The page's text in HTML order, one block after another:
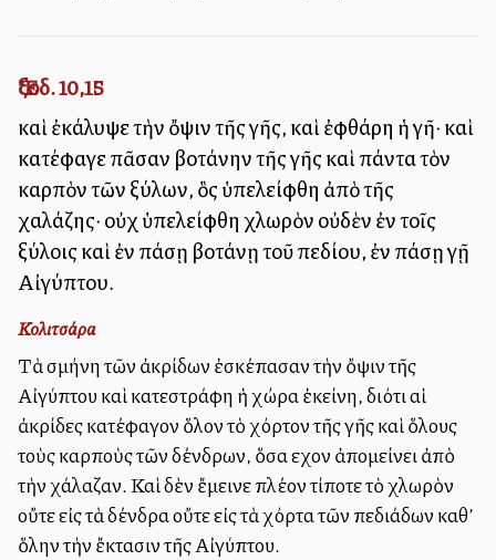
Ἔξοδ. 10,15
καὶ ἐκάλυψε τὴν ὄψιν τῆς γῆς, καὶ ἐφθάρη ἡ γῆ· καὶ
κατέφαγε πᾶσαν βοτάνην τῆς γῆς καὶ πάντα τὸν
καρπὸν τῶν ξύλων, ὃς ὑπελείφθη ἀπὸ τῆς
χαλάζης· οὐχ ὑπελείφθη χλωρὸν οὐδὲν ἐν τοῖς
ξύλοις καὶ ἐν πάσῃ βοτάνῃ τοῦ πεδίου, ἐν πάσῃ γῇ
Αἰγύπτου.
Κολιτσάρα
Τὰ σμήνη τῶν ἀκρίδων ἐσκέπασαν τὴν ὄψιν τῆς
Αἰγύπτου καὶ κατεστράφη ἡ χώρα ἐκείνη, διότι αἱ
ἀκρίδες κατέφαγον ὅλον τὸ χόρτον τῆς γῆς καὶ ὅλους
τοὺς καρποὺς τῶν δένδρων, ὅσα εἶχον ἀπομείνει ἀπὸ
τὴν χάλαζαν. Καὶ δὲν ἔμεινε πλέον τίποτε τὸ χλωρὸν
οὔτε εἰς τὰ δένδρα οὔτε εἰς τὰ χόρτα τῶν πεδιάδων καθ’
ὅλην τὴν ἔκτασιν τῆς Αἰγύπτου.